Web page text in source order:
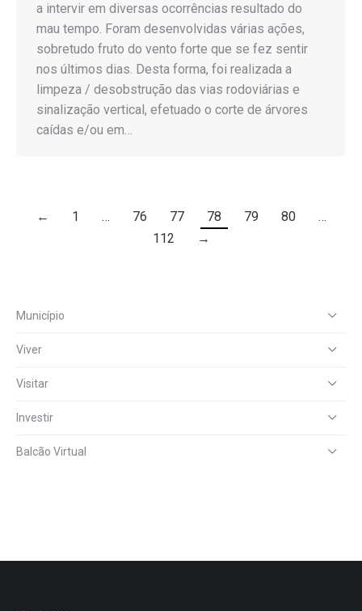
a intervir em diversas ocorrências resultado do
mau tempo. Foram desenvolvidas várias ações,
sobretudo fruto do vento forte que se fez sentir
nos últimos dias. Desta forma, foi realizada a
limpeza / desobstrução das vias rodoviárias e
sinalização vertical, efetuado o corte de árvores
caídas e/ou em…
← 1 … 76 77 78 79 80
…
112
→
Município
Viver
Visitar
Investir
Balcão Virtual